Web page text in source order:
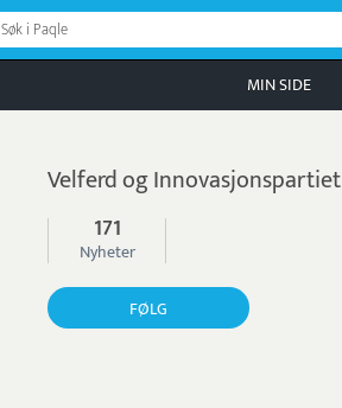
Søk i Paqle
MIN SIDE
Velferd og Innovasjonspartiet
171
Nyheter
FØLG